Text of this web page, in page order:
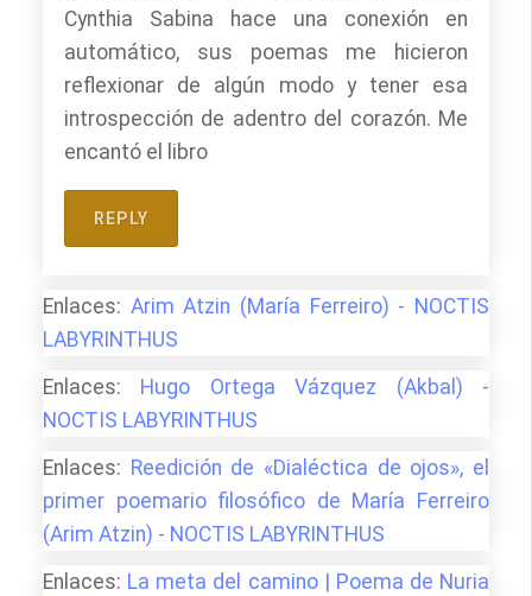
Cynthia Sabina hace una conexión en
automático, sus poemas me hicieron
reflexionar de algún modo y tener esa
introspección de adentro del corazón. Me
encantó el libro
REPLY
Enlaces: Arim Atzin (María Ferreiro) - NOCTIS
LABYRINTHUS
Enlaces: Hugo Ortega Vázquez (Akbal) -
NOCTIS LABYRINTHUS
Enlaces: Reedición de «Dialéctica de ojos», el
primer poemario filosófico de María Ferreiro
(Arim Atzin) - NOCTIS LABYRINTHUS
Enlaces: La meta del camino | Poema de Nuria